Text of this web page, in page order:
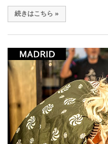
続きはこちら »